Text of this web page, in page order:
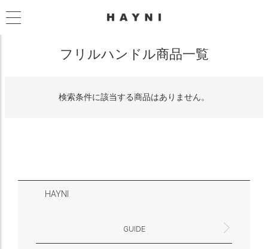
フリルハンドル商品一覧
検索条件に該当する商品はありません。
HAYNI
GUIDE